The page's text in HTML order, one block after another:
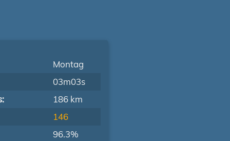
Montag
03m03s
186 km
146
96.3%